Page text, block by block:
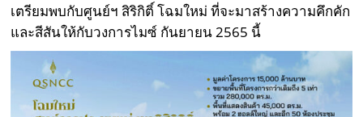
เตรียมพบกับศูนย์ฯ สิริกิติ์ โฉมใหม่ ที่จะมาสร้างความคึกคัก
และสีสันให้กับวงการไมซ์ กันยายน 2565 นี้